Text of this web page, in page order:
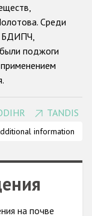
or belief
Среди
БДИПЧ,
поджоги
в
(2013 г.), а
в этом
TANDIS
information
на почве